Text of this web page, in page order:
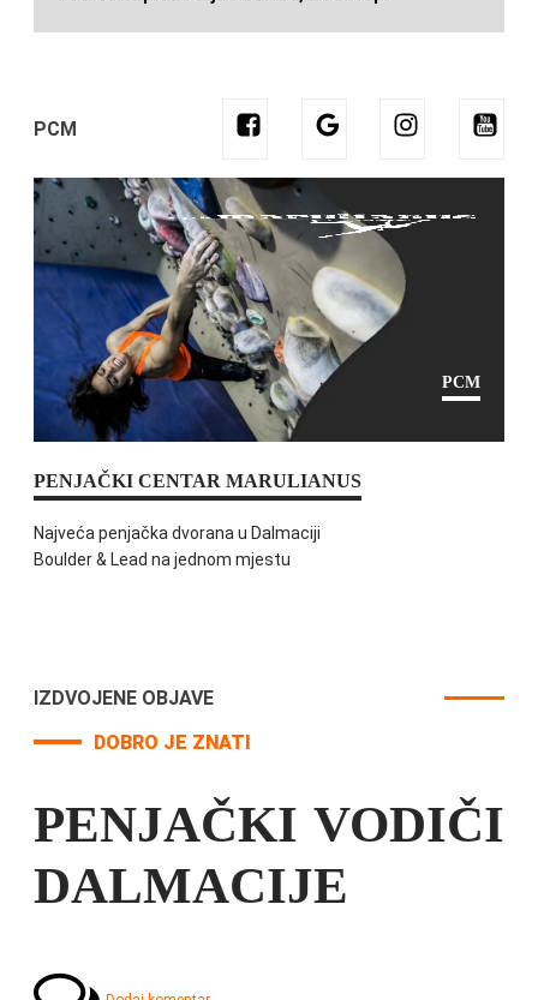
PCM
PCM
PENJAČKI CENTAR MARULIANUS
Najveća penjačka dvorana u Dalmaciji
Boulder & Lead na jednom mjestu
IZDVOJENE OBJAVE
DOBRO JE ZNATI
PENJAČKI VODIČI
DALMACIJE